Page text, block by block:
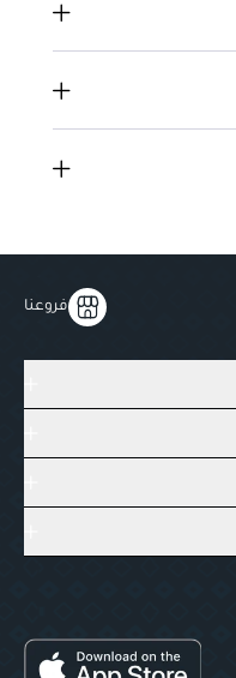
فروعنا